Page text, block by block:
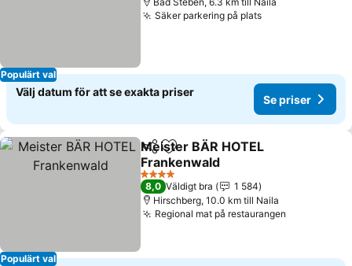
Populärt val
Säker parkering på plats
Välj datum för att se exakta priser
Se priser
Populärt val
Dela Lägg till i Mina Favoriter
Meister BÄR HOTEL
Frankenwald
4 Stjärnor
8,0 Väldigt bra
1 584
Hirschberg, 10.0 km till Naila
Regional mat på restaurangen